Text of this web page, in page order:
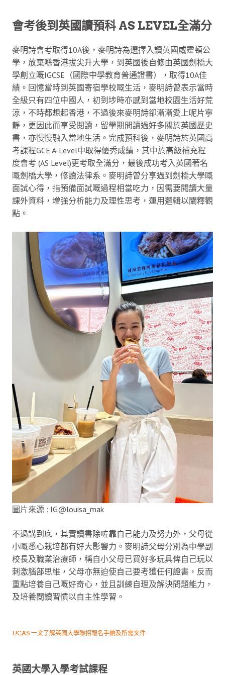
會考後到英國讀預科 AS LEVEL全滿分
麥明詩會考取得10A後，麥明詩為選擇入讀英國威靈頓公
學，放棄喺香港拔尖升大學，到英國後自修由英國劍橋大
學創立嘅IGCSE（國際中學教育普通證書），取得10A佳
績。回憶當時到英國寄宿學校嘅生活，麥明詩曾表示當時
全級只有四位中國人，初到埗時亦感到當地校園生活好荒
涼，不時都想起香港，不過後來麥明詩卻漸漸愛上呢片寧
靜，更因此而享受閱讀，留學期間讀過好多關於英國歷史
書，亦慢慢融入當地生活。完成預科後，麥明詩於英國高
考課程GCE A-Level中取得優秀成績，其中於高級補充程
度會考 (AS Level)更考取全滿分，最後成功考入英國著名
嘅劍橋大學，修讀法律系。麥明詩曾分享過到劍橋大學嘅
面試心得，指預備面試嘅過程相當吃力，因需要閱讀大量
課外資料，增強分析能力及理性思考，運用邏輯以闡釋觀
點。
圖片來源 : IG@louisa_mak
不過講到底，其實讀書除咗靠自己能力及努力外，父母從
小嘅悉心栽培都有好大影響力。麥明詩父母分別為中學副
校長及職業治療師，稱自小父母已買好多玩具俾自己玩以
刺激腦部思維，父母亦無迫使自己要考獲任何證書，反而
重點培養自己嘅好奇心，並且訓練自理及解決問題能力，
及培養閱讀習慣以自主性學習。
UCAS 一文了解英國大學聯招報名手續及所需文件
英國大學入學考試課程